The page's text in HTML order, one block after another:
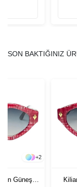
SON BAKTIĞINIZ
+2
Güneş